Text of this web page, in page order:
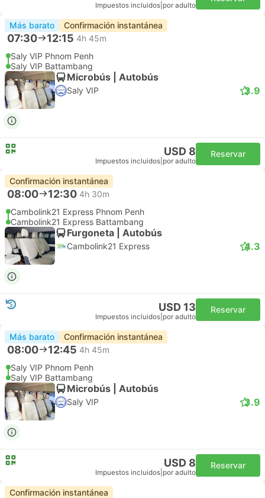
Impuestos incluidos por adulto
Más barato Confirmación instantánea
07:30 12:15 4h 45m
Saly VIP Phnom Penh
Saly VIP Battambang
Microbús | Autobús
Saly VIP 3.9
USD 8
Impuestos incluidos por adulto
Reservar
Confirmación instantánea
08:00 12:30 4h 30m
Cambolink21 Express Phnom Penh
Cambolink21 Express Battambang
Furgoneta | Autobús
Cambolink21 Express 4.3
USD 13
Impuestos incluidos por adulto
Reservar
Más barato Confirmación instantánea
08:00 12:45 4h 45m
Saly VIP Phnom Penh
Saly VIP Battambang
Microbús | Autobús
Saly VIP 3.9
USD 8
Impuestos incluidos por adulto
Reservar
Confirmación instantánea